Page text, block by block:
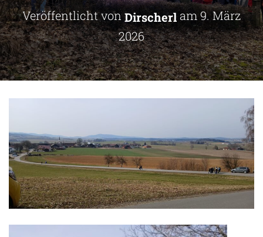
Veröffentlicht vonDirscherlam 9. März
2026